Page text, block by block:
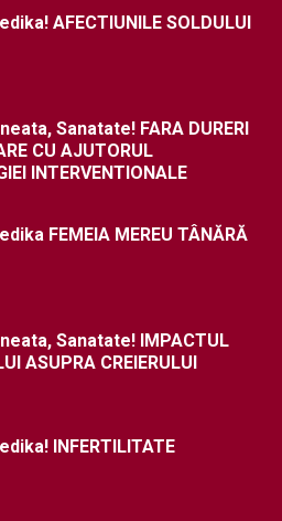
AFECTIUNILE SOLDULUI
Sanatate! FARA DURERI
CU AJUTORUL
INTERVENTIONALE
FEMEIA MEREU TÂNĂRĂ
Sanatate! IMPACTUL
ASUPRA CREIERULUI
INFERTILITATE